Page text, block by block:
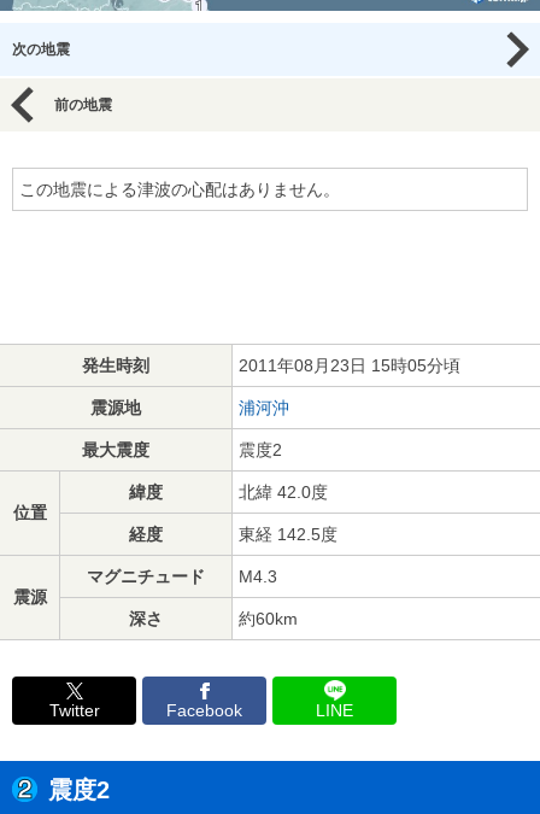
次の地震
前の地震
この地震による津波の心配はありません。
発生時刻 2011年08月23日 15時05分頃
震源地 浦河沖
最大震度 震度2
位置
緯度 北緯 42.0度
経度 東経 142.5度
震源
マグニチュード M4.3
深さ 約60km
Twitter Facebook LINE
震度2